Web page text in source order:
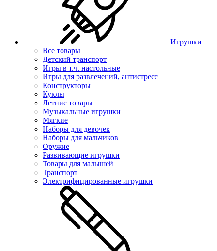
Игрушки
Все товары
Детский транспорт
Игры в т.ч. настольные
Игры для развлечений, антистресс
Конструкторы
Куклы
Летние товары
Музыкальные игрушки
Мягкие
Наборы для девочек
Наборы для мальчиков
Оружие
Развивающие игрушки
Товары для малышей
Транспорт
Электрифицированные игрушки